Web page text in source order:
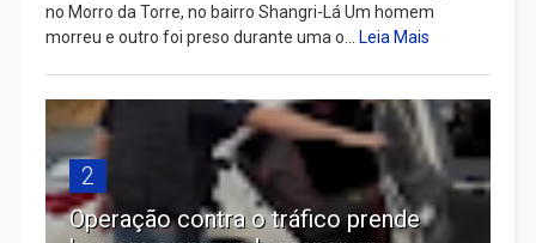
no Morro da Torre, no bairro Shangri-Lá Um homem
morreu e outro foi preso durante uma o...
Leia Mais
2
Operação contra o tráfico prende